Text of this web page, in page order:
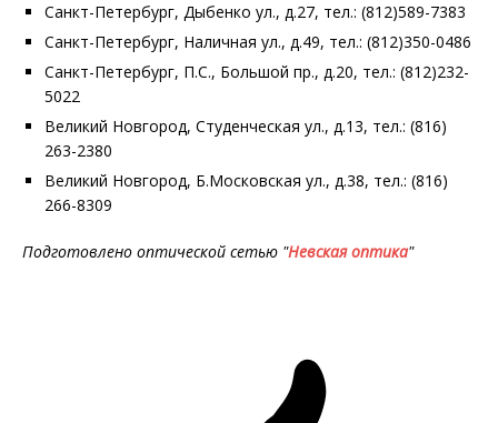
Санкт-Петербург, Дыбенко ул., д.27, тел.: (812)589-7383
Санкт-Петербург, Наличная ул., д.49, тел.: (812)350-0486
Санкт-Петербург, П.С., Большой пр., д.20, тел.: (812)232-
5022
Великий Новгород, Студенческая ул., д.13, тел.: (816)
263-2380
Великий Новгород, Б.Московская ул., д.38, тел.: (816)
266-8309
Подготовлено оптической сетью "Невская оптика"